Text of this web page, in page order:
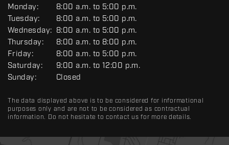
G
E
N
E
R
A
L
Monday:
8:00 a.m. to 5:00 p.m.
Tuesday:
8:00 a.m. to 5:00 p.m.
Wednesday: 8:00 a.m. to 5:00 p.m.
Thursday:
8:00 a.m. to 8:00 p.m.
Friday:
8:00 a.m. to 5:00 p.m.
Saturday:
9:00 a.m. to 12:00 p.m.
Sunday:
Closed
The data displayed above is to be considered for informational
purposes only and are not to be considered as contractual
information. Do not hesitate to contact us for more details.